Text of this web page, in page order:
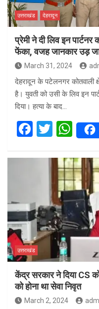
उत्तराखंड देहरादून
प्रेमी ने दी लिव इन
फेंका, वजह जानकार उड़
March 31, 2024
देहरादून के पटेलनगर कोतवाली
है। युवती को उसी के लिव इन
दिया। हत्या के बाद…
F
ce
o
k
T
tt
er
W
h
at
s
A
p
p
उत्तराखंड
केंद्र सरकार ने दिया CS
को होना था सेवा निवृत
March 2, 2024